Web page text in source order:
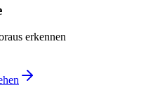
erkennen